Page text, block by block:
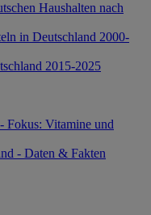
Haushalten nach
in Deutschland 2000-
2015-2025
Fokus: Vitamine und
- Daten & Fakten